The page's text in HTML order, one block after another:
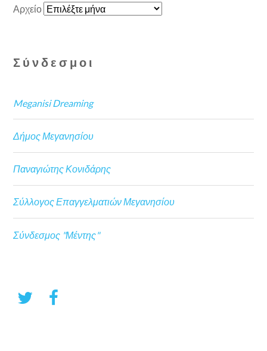
Αρχείο
Σύνδεσμοι
Meganisi Dreaming
Δήμος Μεγανησίου
Παναγιώτης Κονιδάρης
Σύλλογος Επαγγελματιών Μεγανησίου
Σύνδεσμος "Μέντης"